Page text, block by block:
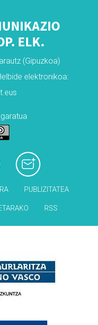
ELK.
(Gipuzkoa)
elektronikoa:
PUBLIZITATEA
RSS